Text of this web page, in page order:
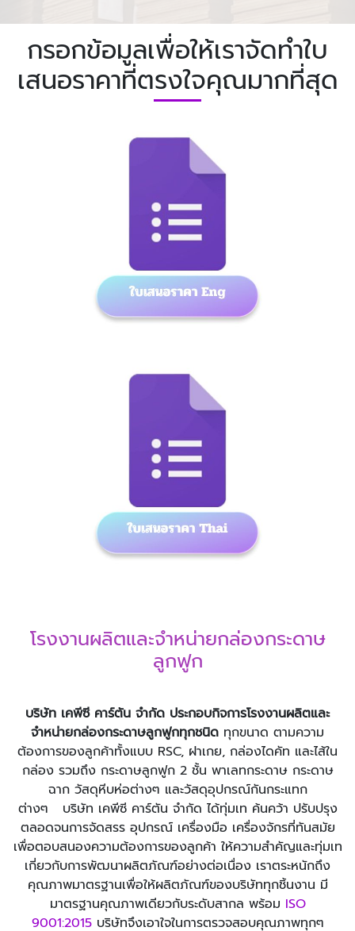
กรอกข้อมูลเพื่อให้เราจัดทำใบ
เสนอราคาที่ตรงใจคุณมากที่สุด
โรงงานผลิตและจำหน่ายกล่องกระดาษ
ลูกฟูก
บริษัท เคพีซี คาร์ตัน จำกัด ประกอบกิจการโรงงานผลิตและ
จำหน่ายกล่องกระดาษลูกฟูกทุกชนิด ทุกขนาด ตามความ
ต้องการของลูกค้าทั้งแบบ RSC, ฝาเกย, กล่องไดคัท และไส้ใน
กล่อง รวมถึง กระดาษลูกฟูก 2 ชั้น พาเลทกระดาษ กระดาษ
ฉาก วัสดุหีบห่อต่างๆ และวัสดุอุปกรณ์กันกระแทก
ต่างๆ บริษัท เคพีซี คาร์ตัน จำกัด ได้ทุ่มเท ค้นคว้า ปรับปรุง
ตลอดจนการจัดสรร อุปกรณ์ เครื่องมือ เครื่องจักรที่ทันสมัย
เพื่อตอบสนองความต้องการของลูกค้า ให้ความสำคัญและทุ่มเท
เกี่ยวกับการพัฒนาผลิตภัณฑ์อย่างต่อเนื่อง เราตระหนักถึง
คุณภาพมาตรฐานเพื่อให้ผลิตภัณฑ์ของบริษัททุกชิ้นงาน มี
มาตรฐานคุณภาพเดียวกับระดับสากล พร้อม ISO
9001:2015บริษัทจึงเอาใจในการตรวจสอบคุณภาพทุกๆ